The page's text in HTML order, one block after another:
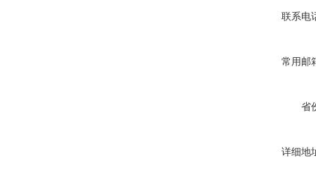
联系电
常用邮
省
详细地